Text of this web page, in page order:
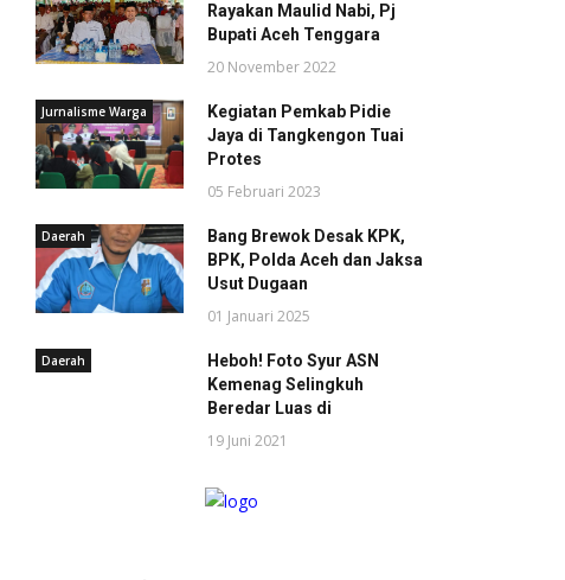
Rayakan Maulid Nabi, Pj
Bupati Aceh Tenggara
20 November 2022
Jurnalisme Warga
Kegiatan Pemkab Pidie
Jaya di Tangkengon Tuai
Protes
05 Februari 2023
Daerah
Bang Brewok Desak KPK,
BPK, Polda Aceh dan Jaksa
Usut Dugaan
01 Januari 2025
Daerah
Heboh! Foto Syur ASN
Kemenag Selingkuh
Beredar Luas di
19 Juni 2021